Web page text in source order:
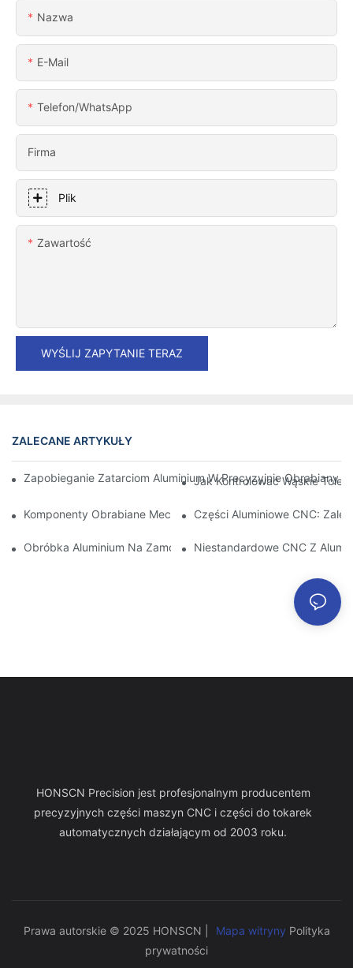
Nazwa
E-Mail
Telefon/WhatsApp
Firma
Plik
Zawartość
WYŚLIJ ZAPYTANIE TERAZ
ZALECANE ARTYKUŁY
Zapobieganie Zatarciom Aluminium W Precyzyjnie
Jak Kontrolować Wąskie
Komponenty Obrabiane Mechanicznie Z Aluminium:
Części Aluminiowe CNC:
Obróbka Aluminium Na Zamówienie: Odkrywanie Najnowszych
Niestandardowe CNC Z
HONSCN Precision jest profesjonalnym producentem
precyzyjnych części maszyn CNC i części do tokarek
automatycznych działającym od 2003 roku.
Prawa autorskie © 2025 HONSCN | Mapa witryny Polityka
prywatności